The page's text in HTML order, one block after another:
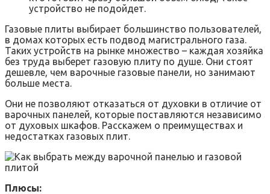
устройство не подойдет.
Газовые плиты выбирает большинство пользователей,
в домах которых есть подвод магистрального газа.
Таких устройств на рынке множество – каждая хозяйка
без труда выберет газовую плиту по душе. Они стоят
дешевле, чем варочные газовые панели, но занимают
больше места.
Они не позволяют отказаться от духовки в отличие от
варочных панелей, которые поставляются независимо
от духовых шкафов. Расскажем о преимуществах и
недостатках газовых плит.
Плюсы: